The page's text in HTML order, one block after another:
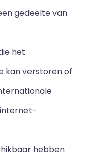
gedeelte van
het
kan verstoren of
hebben